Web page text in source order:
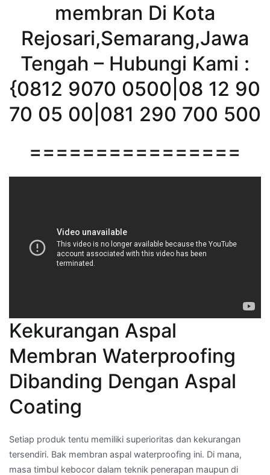
membran Di Kota
Rejosari,Semarang,Jawa
Tengah – Hubungi Kami :
{0812 9070 0500|08 12 90
70 05 00|081 290 700 500
================
Kekurangan Aspal
Membran Waterproofing
Dibanding Dengan Aspal
Coating
Setiap produk tentu memiliki superioritas dan kekurangan
tersendiri. Bak membran aspal waterproofing ini. Di mana,
masa timbul kebocor dalam teknik penerapan maupun di